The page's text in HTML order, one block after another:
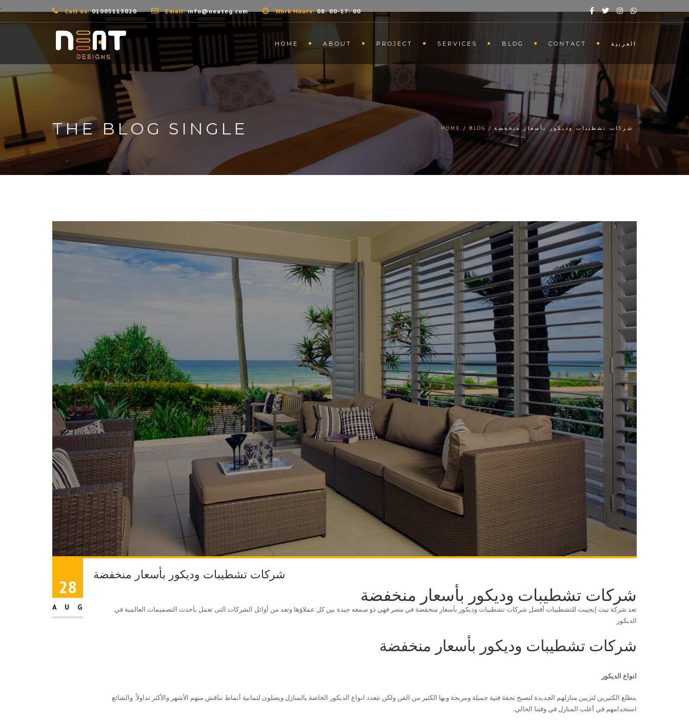
,
Call us:01005113020 Email:info@neateg.com Work Hours:08: 00-17: 00
HOME ABOUT PROJECT SERVICES BLOG CONTACT العربية
THE BLOG SINGLE HOME BLOG شركات تشطيبات وديكور بأسعار منخفضة
28
AUG
شركات تشطيبات وديكور بأسعار منخفضة
شركات تشطيبات وديكور بأسعار منخفضة
تعد شركة نيت إيجيبت للتشطيبات أفضل شركات تشطيبات وديكور بأسعار منخفضة في مصر فهي ذو سمعه جيدة بين كل عملاؤها وتعد من أوائل الشركات التى تعمل بأحدث التصميمات العالمية في
الديكور
شركات تشطيبات وديكور بأسعار منخفضة
انواع الديكور
يتطلع الكثيرين لتزيين منازلهم الجديدة لتصبح تحفة فنية جميلة ومريحة وبها الكثير من الفن ولكن تتعدد انواع الديكور الخاصة بالمنازل ويصلون لثمانية أنماط نناقش منهم الأشهر والأكثر تداولاً والشائع
استخدامهم في أغلب المنازل في وقتنا الحالي.